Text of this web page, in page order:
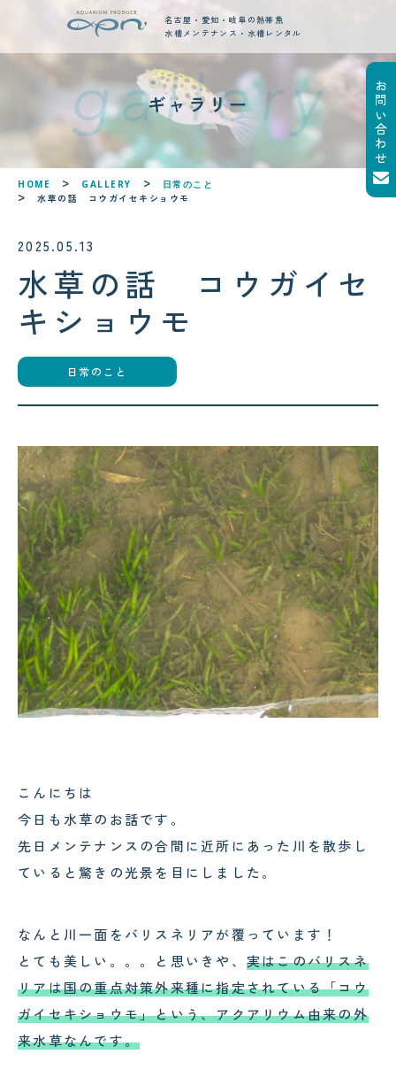
名古屋・愛知・岐阜の熱帯魚
水槽メンテナンス・水槽レンタル
new posts
最新ブログ記事
コクテンフグの意外な一面！海水
2026.08.03
可児市のクリニック様へ水槽メン
テナンス｜美しい水景を支える定
期メンテナンスの大切さ
2026.07.28
スカンクシュリンプが抱卵！実は
「雌雄同体」の不思議なエビでし
た！
お問い合わせ
ギャラリー
HOME GALLERY 日常のこと
水草の話 コウガイセキショウモ
2025.05.13
水草の話 コウガイセ
キショウモ
日常のこと
こんにちは
今日も水草のお話です。
先日メンテナンスの合間に近所にあった川を散歩し
ていると驚きの光景を目にしました。
なんと川一面をバリスネリアが覆っています！
とても美しい。。。と思いきや、 実はこのバリスネ
リアは国の重点対策外来種に指定されている「コウ
ガイセキショウモ」という、アクアリウム由来の外
来水草なんです。